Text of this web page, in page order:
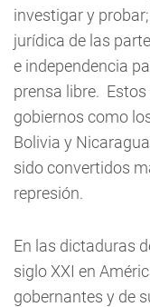
investigar y
jurídica de las
e independencia
prensa libre.
gobiernos como
Bolivia y
sido convertidos
represión.
En las dictaduras
siglo XXI en
gobernantes y de